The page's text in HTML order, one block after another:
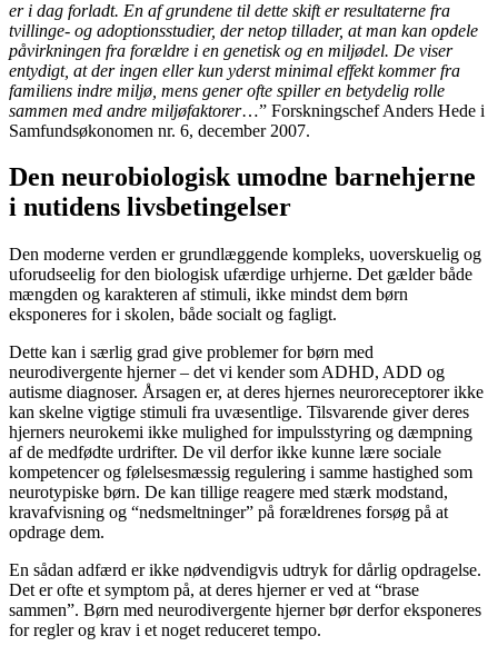
er i dag forladt. En af grundene til dette skift er resultaterne fra
tvillinge- og adoptionsstudier, der netop tillader, at man kan opdele
påvirkningen fra forældre i en genetisk og en miljødel. De viser
entydigt, at der ingen eller kun yderst minimal effekt kommer fra
familiens indre miljø, mens gener ofte spiller en betydelig rolle
sammen med andre miljøfaktorer…” Forskningschef Anders Hede i
Samfundsøkonomen nr. 6, december 2007.
Den neurobiologisk umodne barnehjerne
i nutidens livsbetingelser
Den moderne verden er grundlæggende kompleks, uoverskuelig og
uforudseelig for den biologisk ufærdige urhjerne. Det gælder både
mængden og karakteren af stimuli, ikke mindst dem børn
eksponeres for i skolen, både socialt og fagligt.
Dette kan i særlig grad give problemer for børn med
neurodivergente hjerner – det vi kender som ADHD, ADD og
autisme diagnoser. Årsagen er, at deres hjernes neuroreceptorer ikke
kan skelne vigtige stimuli fra uvæsentlige. Tilsvarende giver deres
hjerners neurokemi ikke mulighed for impulsstyring og dæmpning
af de medfødte urdrifter. De vil derfor ikke kunne lære sociale
kompetencer og følelsesmæssig regulering i samme hastighed som
neurotypiske børn. De kan tillige reagere med stærk modstand,
kravafvisning og “nedsmeltninger” på forældrenes forsøg på at
opdrage dem.
En sådan adfærd er ikke nødvendigvis udtryk for dårlig opdragelse.
Det er ofte et symptom på, at deres hjerner er ved at “brase
sammen”. Børn med neurodivergente hjerner bør derfor eksponeres
for regler og krav i et noget reduceret tempo.